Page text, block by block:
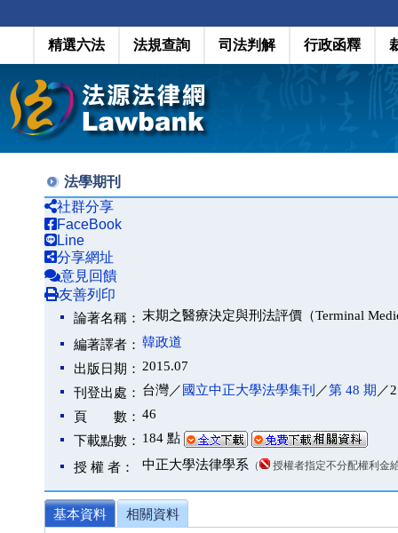
精選六法 法規查詢 司法判解 行政函釋
法學期刊
社群分享
FaceBook
Line
分享網址
意見回饋
友善列印
論著名稱： 末期之醫療決定與刑法評價（Terminal
編著譯者： 韓政道
出版日期： 2015.07
刊登出處： 台灣／ 國立中正大學法學集刊 ／第 48 期 ／
頁 數： 46
下載點數： 184 點
授 權 者： 中正大學法律學系 （ 授權者指定不分配權利金
基本資料
相關資料